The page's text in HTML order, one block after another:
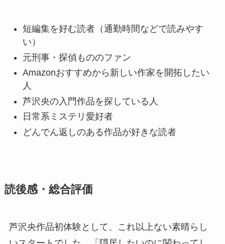
短編集を好む読者（通勤時間などで読みやす
い）
元刑事・探偵もののファン
Amazonおすすめから新しい作家を開拓したい
人
芦沢央の入門作品を探している人
日常系ミステリ愛好者
どんでん返しのある作品が好きな読者
読後感・総合評価
芦沢央作品初体験として、これ以上ない素晴らし